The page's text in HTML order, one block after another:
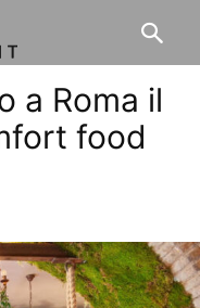
a Roma il
food